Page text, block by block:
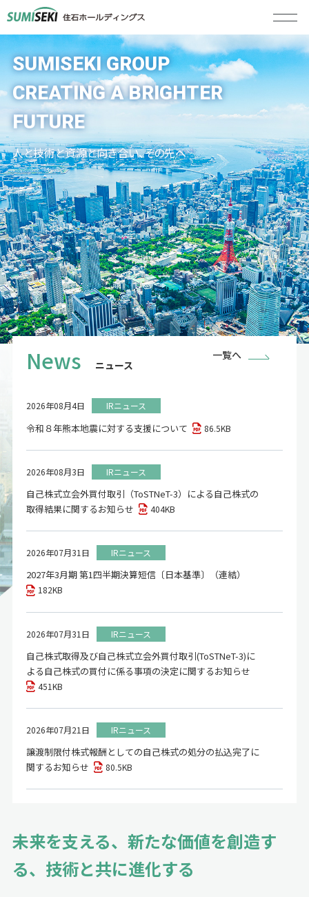
SUMISEKI GROUP
CREATING A BRIGHTER
FUTURE
人と技術と資源と向き合い、その先へ
News ニュース
一覧へ
2026年08月4日 IRニュース
令和８年熊本地震に対する支援について 86.5KB
2026年08月3日 IRニュース
自己株式立会外買付取引（ToSTNeT-3）による自己株式の
取得結果に関するお知らせ
404KB
2026年07月31日 IRニュース
2027年3月期 第1四半期決算短信〔日本基準〕（連結）
182KB
2026年07月31日 IRニュース
自己株式取得及び自己株式立会外買付取引(ToSTNeT-3)に
よる自己株式の買付に係る事項の決定に関するお知らせ
451KB
2026年07月21日 IRニュース
譲渡制限付株式報酬としての自己株式の処分の払込完了に
関するお知らせ
80.5KB
未来を支える、新たな価値を創造す
る、 技術と共に進化する